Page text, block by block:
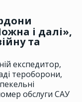
і далі»,
та
експедитор,
тероборони,
обслуги САУ